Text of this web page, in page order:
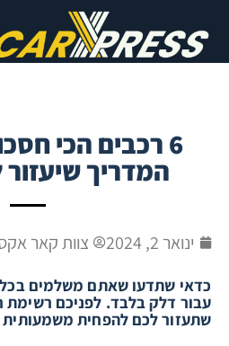
6 רכבים הכי
המדריך
ינואר 2, 2024 צוות קאר
עבור דלק בלבד. לפניכם רשימת
שתעזור לכם להפחית